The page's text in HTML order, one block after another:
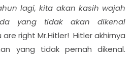
lagi, kita akan kasih wajah
yang tidak akan dikenal
are right Mr.Hitler! Hitler akhirnya
yang tidak pernah dikenal.